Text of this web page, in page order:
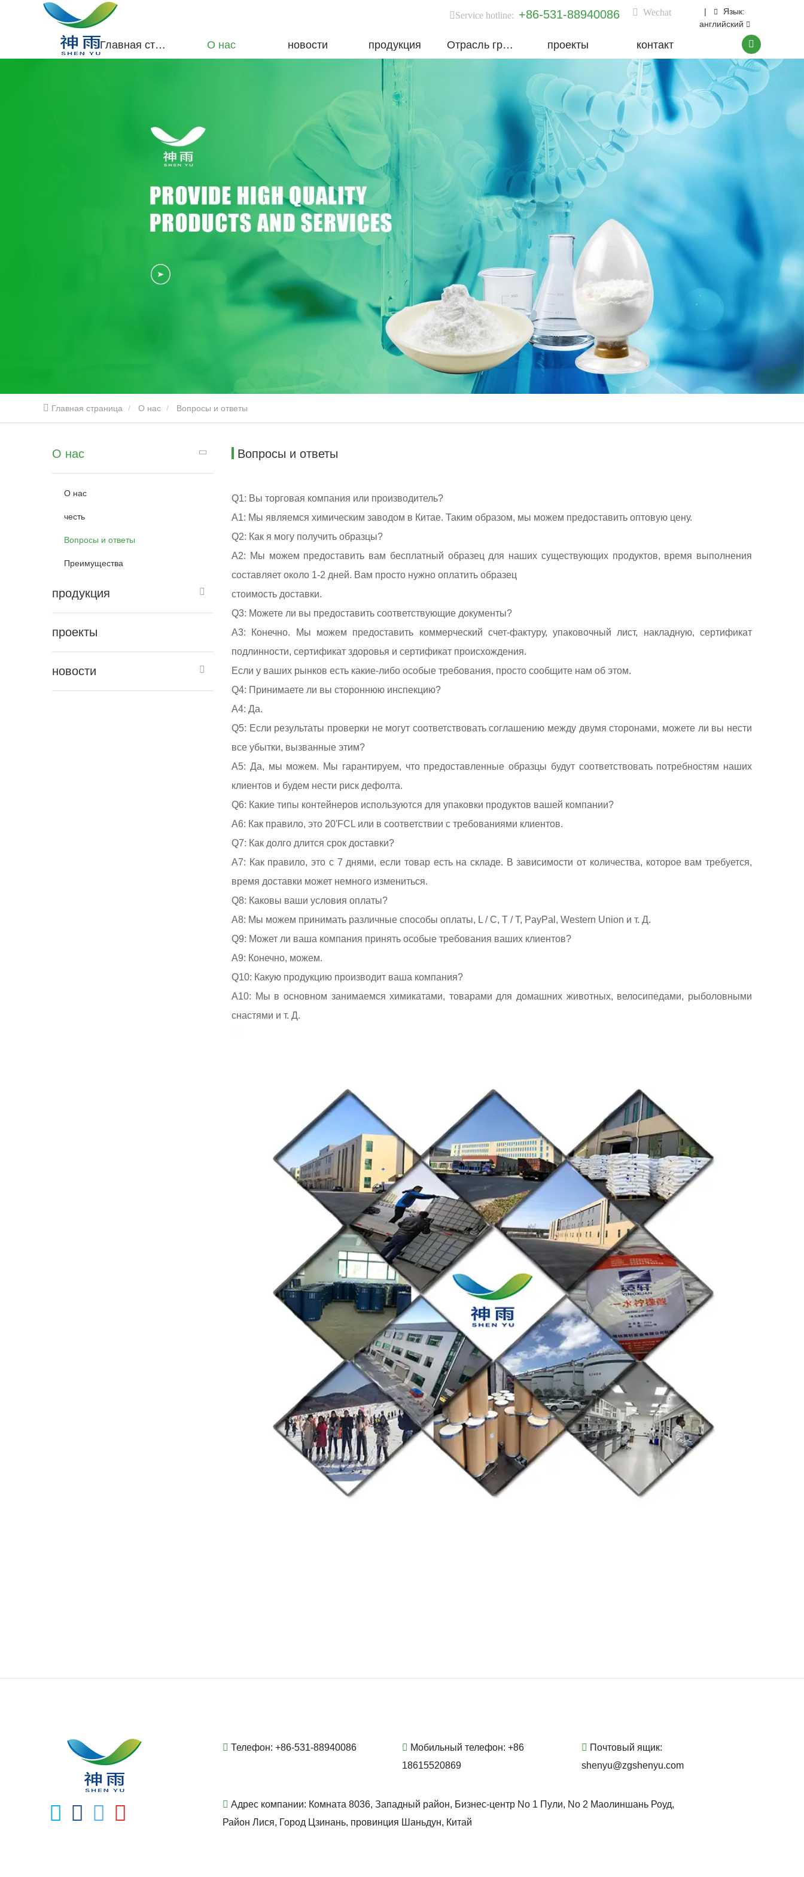
Service hotline: +86-531-88940086 Wechat |
Язык:
английский
Главная страница О нас новости продукция Отрасль группы проекты контакт
Главная страница О нас Вопросы и ответы
О нас
О нас
честь
Вопросы и ответы
Преимущества
продукция
проекты
новости
Вопросы и ответы
Q1: Вы торговая компания или производитель?
A1: Мы являемся химическим заводом в Китае. Таким образом, мы можем предоставить оптовую цену.
Q2: Как я могу получить образцы?
A2: Мы можем предоставить вам бесплатный образец для наших существующих продуктов, время выполнения
составляет около 1-2 дней. Вам просто нужно оплатить образец
стоимость доставки.
Q3: Можете ли вы предоставить соответствующие документы?
A3: Конечно. Мы можем предоставить коммерческий счет-фактуру, упаковочный лист, накладную, сертификат
подлинности, сертификат здоровья и сертификат происхождения.
Если у ваших рынков есть какие-либо особые требования, просто сообщите нам об этом.
Q4: Принимаете ли вы стороннюю инспекцию?
A4: Да.
Q5: Если результаты проверки не могут соответствовать соглашению между двумя сторонами, можете ли вы нести
все убытки, вызванные этим?
A5: Да, мы можем. Мы гарантируем, что предоставленные образцы будут соответствовать потребностям наших
клиентов и будем нести риск дефолта.
Q6: Какие типы контейнеров используются для упаковки продуктов вашей компании?
A6: Как правило, это 20'FCL или в соответствии с требованиями клиентов.
Q7: Как долго длится срок доставки?
A7: Как правило, это с 7 днями, если товар есть на складе. В зависимости от количества, которое вам требуется,
время доставки может немного измениться.
Q8: Каковы ваши условия оплаты?
A8: Мы можем принимать различные способы оплаты, L / C, T / T, PayPal, Western Union и т. Д.
Q9: Может ли ваша компания принять особые требования ваших клиентов?
А9: Конечно, можем.
Q10: Какую продукцию производит ваша компания?
A10: Мы в основном занимаемся химикатами, товарами для домашних животных, велосипедами, рыболовными
снастями и т. Д.
Телефон: +86-531-88940086 Мобильный телефон: +86
18615520869
Почтовый ящик:
shenyu@zgshenyu.com
Адрес компании: Комната 8036, Западный район, Бизнес-центр No 1 Пули, No 2 Маолиншань Роуд,
Район Лися, Город Цзинань, провинция Шаньдун, Китай